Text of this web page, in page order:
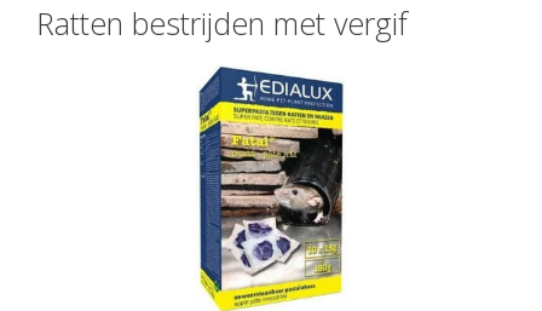
Ratten bestrijden met vergif